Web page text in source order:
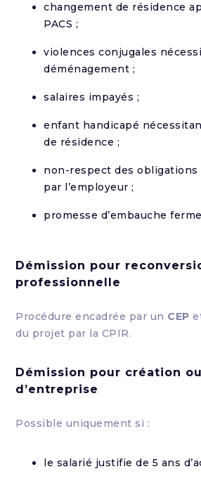
changement de résidence
PACS ;
violences conjugales
déménagement ;
salaires impayés ;
enfant handicapé
de résidence ;
non-respect des obligations
par l’employeur ;
promesse d’embauche
Démission pour
professionnelle
Procédure encadrée par un CEP
du projet par la CPIR.
Démission pour création
d’entreprise
Possible uniquement si :
le salarié justifie de 5 ans